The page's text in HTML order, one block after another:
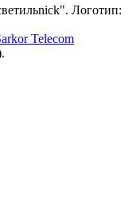
Логотип:
Telecom